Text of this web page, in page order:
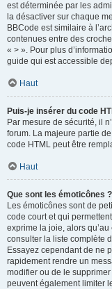
est déterminée par les
la désactiver sur chaque
BBCode est similaire à
contenues entre des
« > ». Pour plus
guide qui est accessible
Haut
Puis-je insérer du code
Par mesure de sécurité, il
forum. La majeure partie
code HTML peut être
Haut
Que sont les émoticônes ?
Les émoticônes sont de
code court et qui
exprime la joie, alors
consulter la liste complète
Essayez cependant de ne
rapidement rendre un
modifier ou de le
peuvent également limiter